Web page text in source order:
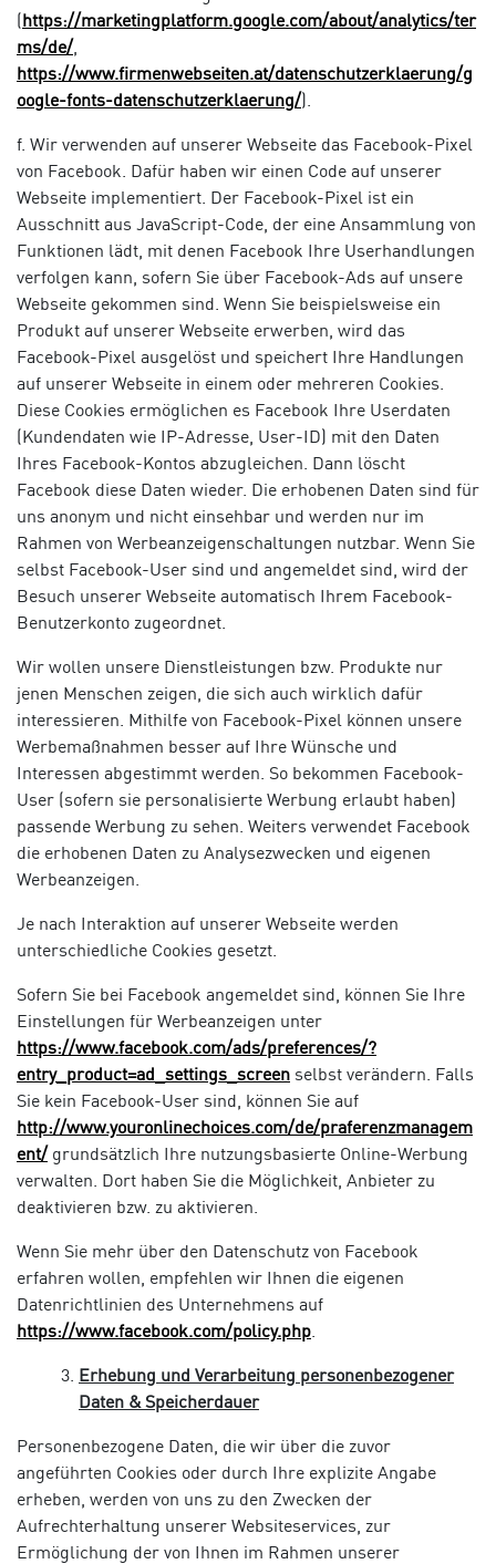
https://marketingplatform.google.com/about/analytics/ter
ms/de/,
https://www.firmenwebseiten.at/datenschutzerklaerung/g
oogle-fonts-datenschutzerklaerung/ ).
f. Wir verwenden auf unserer Webseite das Facebook-Pixel
von Facebook. Dafür haben wir einen Code auf unserer
Webseite implementiert. Der Facebook-Pixel ist ein
Ausschnitt aus JavaScript-Code, der eine Ansammlung von
Funktionen lädt, mit denen Facebook Ihre Userhandlungen
verfolgen kann, sofern Sie über Facebook-Ads auf unsere
Webseite gekommen sind. Wenn Sie beispielsweise ein
Produkt auf unserer Webseite erwerben, wird das
Facebook-Pixel ausgelöst und speichert Ihre Handlungen
auf unserer Webseite in einem oder mehreren Cookies.
Diese Cookies ermöglichen es Facebook Ihre Userdaten
(Kundendaten wie IP-Adresse, User-ID) mit den Daten
Ihres Facebook-Kontos abzugleichen. Dann löscht
Facebook diese Daten wieder. Die erhobenen Daten sind für
uns anonym und nicht einsehbar und werden nur im
Rahmen von Werbeanzeigenschaltungen nutzbar. Wenn Sie
selbst Facebook-User sind und angemeldet sind, wird der
Besuch unserer Webseite automatisch Ihrem Facebook-
Benutzerkonto zugeordnet.
Wir wollen unsere Dienstleistungen bzw. Produkte nur
jenen Menschen zeigen, die sich auch wirklich dafür
interessieren. Mithilfe von Facebook-Pixel können unsere
Werbemaßnahmen besser auf Ihre Wünsche und
Interessen abgestimmt werden. So bekommen Facebook-
User (sofern sie personalisierte Werbung erlaubt haben)
passende Werbung zu sehen. Weiters verwendet Facebook
die erhobenen Daten zu Analysezwecken und eigenen
Werbeanzeigen.
Je nach Interaktion auf unserer Webseite werden
unterschiedliche Cookies gesetzt.
Sofern Sie bei Facebook angemeldet sind, können Sie Ihre
Einstellungen für Werbeanzeigen unter
https://www.facebook.com/ads/preferences/?
entry_product=ad_settings_screen selbst verändern. Falls
Sie kein Facebook-User sind, können Sie auf
http://www.youronlinechoices.com/de/praferenzmanagem
ent/ grundsätzlich Ihre nutzungsbasierte Online-Werbung
verwalten. Dort haben Sie die Möglichkeit, Anbieter zu
deaktivieren bzw. zu aktivieren.
Wenn Sie mehr über den Datenschutz von Facebook
erfahren wollen, empfehlen wir Ihnen die eigenen
Datenrichtlinien des Unternehmens auf
https://www.facebook.com/policy.php.
Erhebung und Verarbeitung personenbezogener
Daten & Speicherdauer
Personenbezogene Daten, die wir über die zuvor
angeführten Cookies oder durch Ihre explizite Angabe
erheben, werden von uns zu den Zwecken der
Aufrechterhaltung unserer Websiteservices, zur
Ermöglichung der von Ihnen im Rahmen unserer